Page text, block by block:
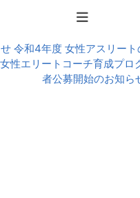
令和4年度 女性アスリー
性エリートコーチ育成プロ
者公募開始のお知ら